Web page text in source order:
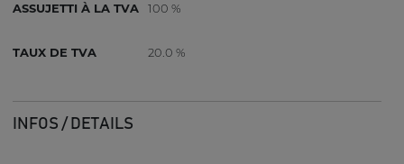
ASSUJETTI À LA TVA 100 %
TAUX DE TVA 20.0 %
INFOS / DETAILS